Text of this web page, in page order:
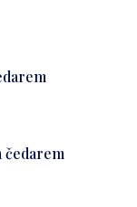
čedarem